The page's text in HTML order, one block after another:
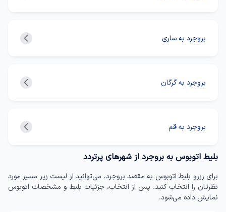
بروجرد به ساری
بروجرد به گرگان
بروجرد به قم
بلیط اتوبوس به بروجرد از شهرهای پرتردد
برای رزرو بلیط اتوبوس به مقصد بروجرد، می‌توانید از لیست زیر مسیر مورد
نظرتان را انتخاب کنید. پس از انتخاب، جزئیات بلیط و مشخصات اتوبوس
نمایش داده می‌شود.